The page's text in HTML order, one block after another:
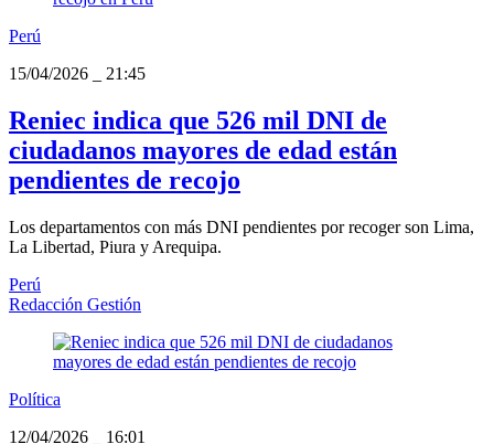
Perú
15/04/2026
21:45
Reniec indica que 526 mil DNI de
ciudadanos mayores de edad están
pendientes de recojo
Los departamentos con más DNI pendientes por recoger son Lima,
La Libertad, Piura y Arequipa.
Perú
Redacción Gestión
Política
12/04/2026
16:01